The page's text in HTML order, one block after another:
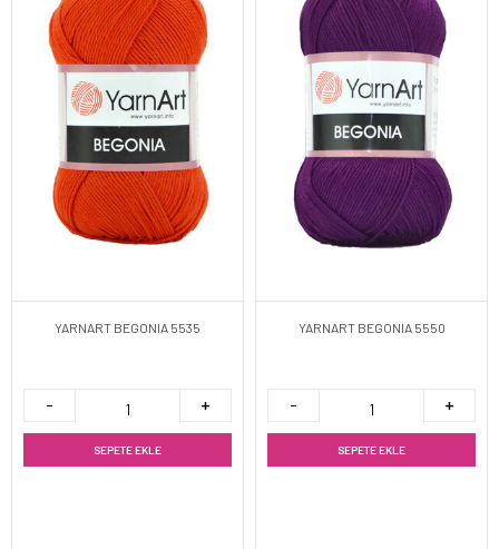
YARNART BEGONIA 5535
SEPETE EKLE
YARNART BEGONIA 5550
SEPETE EKLE